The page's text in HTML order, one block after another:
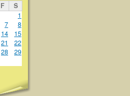
F
S
1
7
8
14
15
21
22
28
29